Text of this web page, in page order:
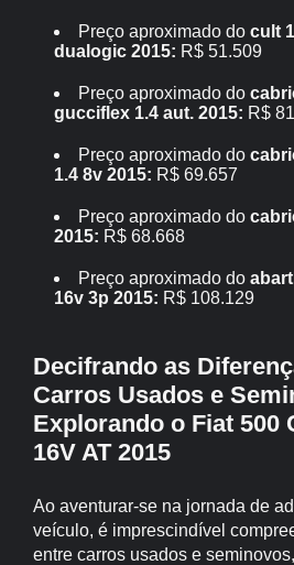
Preço aproximado docult
dualogic 2015: R$ 51.509
Preço aproximado do
gucciflex 1.4 aut. 2015: R$
Preço aproximado do
1.4 8v 2015: R$ 69.657
Preço aproximado do
2015: R$ 68.668
Preço aproximado do
16v 3p 2015: R$ 108.129
Decifrando as
Carros Usados e
Explorando o Fiat 500
16V AT 2015
Ao aventurar-se na jornada de
veículo, é imprescindível
entre carros usados e